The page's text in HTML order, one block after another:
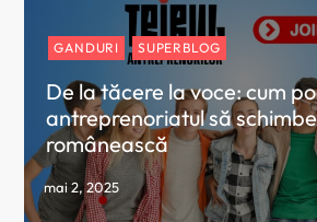
GANDURI SUPERBLOG
De la tăcere la voce: cum
antreprenoriatul să
românească